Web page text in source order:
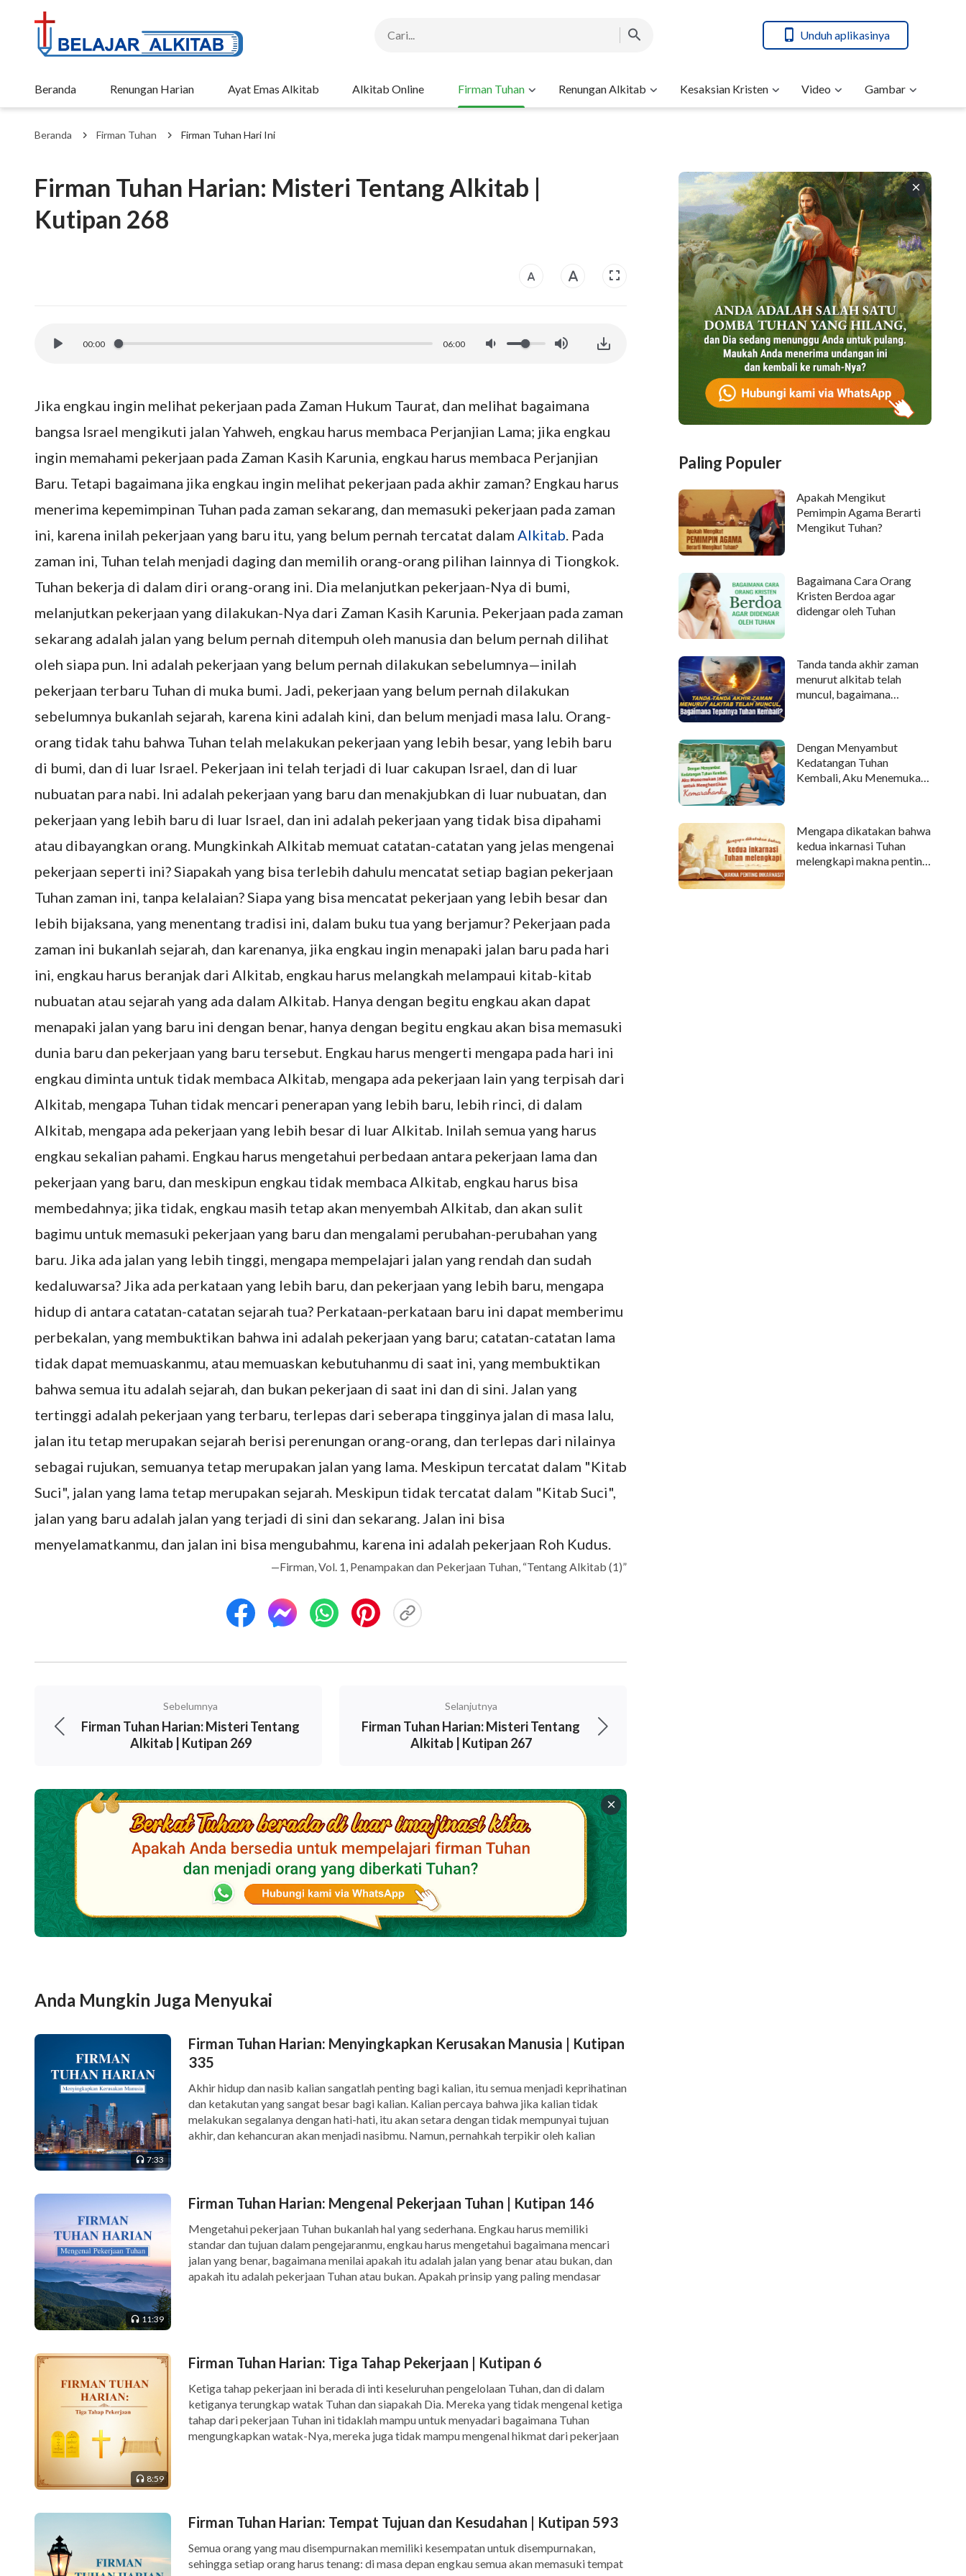
Unduh aplikasinya
Beranda Renungan Harian Ayat Emas Alkitab Alkitab Online Firman Tuhan Renungan Alkitab Kesaksian Kristen Video Gambar
Beranda Firman Tuhan Firman Tuhan Hari Ini
Firman Tuhan Harian: Misteri Tentang Alkitab |
Kutipan 268
00:00 06:00
Jika engkau ingin melihat pekerjaan pada Zaman Hukum Taurat, dan melihat bagaimana
bangsa Israel mengikuti jalan Yahweh, engkau harus membaca Perjanjian Lama; jika engkau
ingin memahami pekerjaan pada Zaman Kasih Karunia, engkau harus membaca Perjanjian
Baru. Tetapi bagaimana jika engkau ingin melihat pekerjaan pada akhir zaman? Engkau harus
menerima kepemimpinan Tuhan pada zaman sekarang, dan memasuki pekerjaan pada zaman
ini, karena inilah pekerjaan yang baru itu, yang belum pernah tercatat dalam Alkitab. Pada
zaman ini, Tuhan telah menjadi daging dan memilih orang-orang pilihan lainnya di Tiongkok.
Tuhan bekerja di dalam diri orang-orang ini. Dia melanjutkan pekerjaan-Nya di bumi,
melanjutkan pekerjaan yang dilakukan-Nya dari Zaman Kasih Karunia. Pekerjaan pada zaman
sekarang adalah jalan yang belum pernah ditempuh oleh manusia dan belum pernah dilihat
oleh siapa pun. Ini adalah pekerjaan yang belum pernah dilakukan sebelumnya—inilah
pekerjaan terbaru Tuhan di muka bumi. Jadi, pekerjaan yang belum pernah dilakukan
sebelumnya bukanlah sejarah, karena kini adalah kini, dan belum menjadi masa lalu. Orang-
orang tidak tahu bahwa Tuhan telah melakukan pekerjaan yang lebih besar, yang lebih baru
di bumi, dan di luar Israel. Pekerjaan ini telah terjadi di luar cakupan Israel, dan di luar
nubuatan para nabi. Ini adalah pekerjaan yang baru dan menakjubkan di luar nubuatan, dan
pekerjaan yang lebih baru di luar Israel, dan ini adalah pekerjaan yang tidak bisa dipahami
atau dibayangkan orang. Mungkinkah Alkitab memuat catatan-catatan yang jelas mengenai
pekerjaan seperti ini? Siapakah yang bisa terlebih dahulu mencatat setiap bagian pekerjaan
Tuhan zaman ini, tanpa kelalaian? Siapa yang bisa mencatat pekerjaan yang lebih besar dan
lebih bijaksana, yang menentang tradisi ini, dalam buku tua yang berjamur? Pekerjaan pada
zaman ini bukanlah sejarah, dan karenanya, jika engkau ingin menapaki jalan baru pada hari
ini, engkau harus beranjak dari Alkitab, engkau harus melangkah melampaui kitab-kitab
nubuatan atau sejarah yang ada dalam Alkitab. Hanya dengan begitu engkau akan dapat
menapaki jalan yang baru ini dengan benar, hanya dengan begitu engkau akan bisa memasuki
dunia baru dan pekerjaan yang baru tersebut. Engkau harus mengerti mengapa pada hari ini
engkau diminta untuk tidak membaca Alkitab, mengapa ada pekerjaan lain yang terpisah dari
Alkitab, mengapa Tuhan tidak mencari penerapan yang lebih baru, lebih rinci, di dalam
Alkitab, mengapa ada pekerjaan yang lebih besar di luar Alkitab. Inilah semua yang harus
engkau sekalian pahami. Engkau harus mengetahui perbedaan antara pekerjaan lama dan
pekerjaan yang baru, dan meskipun engkau tidak membaca Alkitab, engkau harus bisa
membedahnya; jika tidak, engkau masih tetap akan menyembah Alkitab, dan akan sulit
bagimu untuk memasuki pekerjaan yang baru dan mengalami perubahan-perubahan yang
baru. Jika ada jalan yang lebih tinggi, mengapa mempelajari jalan yang rendah dan sudah
kedaluwarsa? Jika ada perkataan yang lebih baru, dan pekerjaan yang lebih baru, mengapa
hidup di antara catatan-catatan sejarah tua? Perkataan-perkataan baru ini dapat memberimu
perbekalan, yang membuktikan bahwa ini adalah pekerjaan yang baru; catatan-catatan lama
tidak dapat memuaskanmu, atau memuaskan kebutuhanmu di saat ini, yang membuktikan
bahwa semua itu adalah sejarah, dan bukan pekerjaan di saat ini dan di sini. Jalan yang
tertinggi adalah pekerjaan yang terbaru, terlepas dari seberapa tingginya jalan di masa lalu,
jalan itu tetap merupakan sejarah berisi perenungan orang-orang, dan terlepas dari nilainya
sebagai rujukan, semuanya tetap merupakan jalan yang lama. Meskipun tercatat dalam "Kitab
Suci", jalan yang lama tetap merupakan sejarah. Meskipun tidak tercatat dalam "Kitab Suci",
jalan yang baru adalah jalan yang terjadi di sini dan sekarang. Jalan ini bisa
menyelamatkanmu, dan jalan ini bisa mengubahmu, karena ini adalah pekerjaan Roh Kudus.
—Firman, Vol. 1, Penampakan dan Pekerjaan Tuhan, “Tentang Alkitab (1)”
Sebelumnya
Firman Tuhan Harian: Misteri Tentang
Alkitab | Kutipan 269
Selanjutnya
Firman Tuhan Harian: Misteri Tentang
Alkitab | Kutipan 267
Anda Mungkin Juga Menyukai
7:33
Firman Tuhan Harian: Menyingkapkan Kerusakan Manusia | Kutipan
335
Akhir hidup dan nasib kalian sangatlah penting bagi kalian, itu semua menjadi keprihatinan
dan ketakutan yang sangat besar bagi kalian. Kalian percaya bahwa jika kalian tidak
melakukan segalanya dengan hati-hati, itu akan setara dengan tidak mempunyai tujuan
akhir, dan kehancuran akan menjadi nasibmu. Namun, pernahkah terpikir oleh kalian
11:39
Firman Tuhan Harian: Mengenal Pekerjaan Tuhan | Kutipan 146
Mengetahui pekerjaan Tuhan bukanlah hal yang sederhana. Engkau harus memiliki
standar dan tujuan dalam pengejaranmu, engkau harus mengetahui bagaimana mencari
jalan yang benar, bagaimana menilai apakah itu adalah jalan yang benar atau bukan, dan
apakah itu adalah pekerjaan Tuhan atau bukan. Apakah prinsip yang paling mendasar
8:59
Firman Tuhan Harian: Tiga Tahap Pekerjaan | Kutipan 6
Ketiga tahap pekerjaan ini berada di inti keseluruhan pengelolaan Tuhan, dan di dalam
ketiganya terungkap watak Tuhan dan siapakah Dia. Mereka yang tidak mengenal ketiga
tahap dari pekerjaan Tuhan ini tidaklah mampu untuk menyadari bagaimana Tuhan
mengungkapkan watak-Nya, mereka juga tidak mampu mengenal hikmat dari pekerjaan
Firman Tuhan Harian: Tempat Tujuan dan Kesudahan | Kutipan 593
Semua orang yang mau disempurnakan memiliki kesempatan untuk disempurnakan,
sehingga setiap orang harus tenang: di masa depan engkau semua akan memasuki tempat
Paling Populer
Apakah Mengikut
Pemimpin Agama Berarti
Mengikut Tuhan?
Bagaimana Cara Orang
Kristen Berdoa agar
didengar oleh Tuhan
Tanda tanda akhir zaman
menurut alkitab telah
muncul, bagaimana
Dengan Menyambut
Kedatangan Tuhan
Kembali, Aku Menemukan
Mengapa dikatakan bahwa
kedua inkarnasi Tuhan
melengkapi makna penting